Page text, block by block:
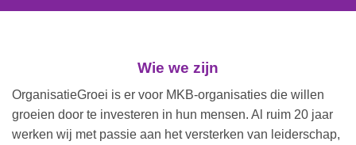
Wie we zijn
OrganisatieGroei is er voor MKB-organisaties die willen
groeien door te investeren in hun mensen. Al ruim 20 jaar
werken wij met passie aan het versterken van leiderschap,